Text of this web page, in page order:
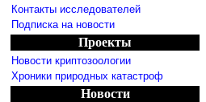
Контакты исследователей
Подписка на новости
Проекты
Новости криптозоологии
Хроники природных катастроф
Новости